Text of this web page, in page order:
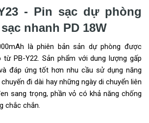
- Pin sạc dự phòng
nhanh PD 18W
là phiên bản sản dự phòng được
từ PB-Y22. Sản phẩm với dung lượng gấp
đáp ứng tốt hơn nhu cầu sử dụng năng
đi dài hay những ngày di chuyển liên
sang trọng, phần vỏ có khả năng chống
chắc chắn.